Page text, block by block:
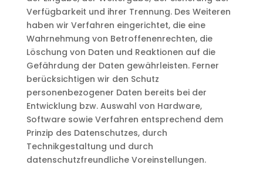
Verfügbarkeit und ihrer Trennung. Des Weiteren
haben wir Verfahren eingerichtet, die eine
Wahrnehmung von Betroffenenrechten, die
Löschung von Daten und Reaktionen auf die
Gefährdung der Daten gewährleisten. Ferner
berücksichtigen wir den Schutz
personenbezogener Daten bereits bei der
Entwicklung bzw. Auswahl von Hardware,
Software sowie Verfahren entsprechend dem
Prinzip des Datenschutzes, durch
Technikgestaltung und durch
datenschutzfreundliche Voreinstellungen.